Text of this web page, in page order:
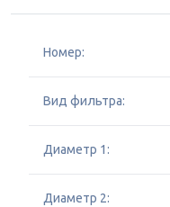
Номер:
Вид фильтра:
Диаметр 1:
Диаметр 2: